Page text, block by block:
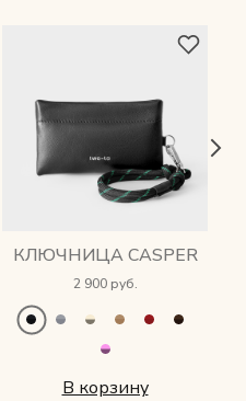
КЛЮЧНИЦА CASPER
2 900 руб.
В корзину